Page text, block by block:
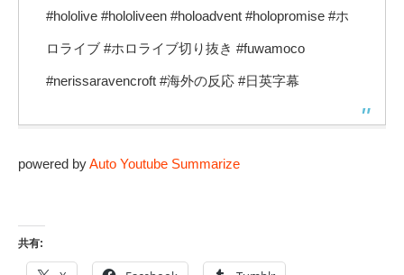
#hololive #hololiveen #holoadvent #holopromise #ホ
ロライブ #ホロライブ切り抜き #fuwamoco
#nerissaravencroft #海外の反応 #日英字幕
powered byAuto Youtube Summarize
共有: